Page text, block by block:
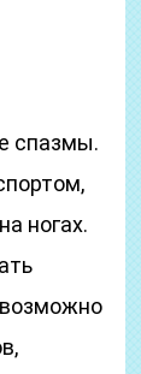
спазмы.
ногах.